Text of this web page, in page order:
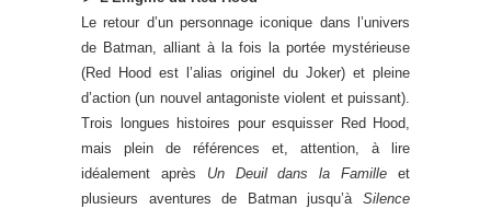
Le retour d’un personnage iconique dans l’univers
de Batman, alliant à la fois la portée mystérieuse
(Red Hood est l’alias originel du Joker) et pleine
d’action (un nouvel antagoniste violent et puissant).
Trois longues histoires pour esquisser Red Hood,
mais plein de références et, attention, à lire
idéalement après Un Deuil dans la Famille et
plusieurs aventures de Batman jusqu’à Silence